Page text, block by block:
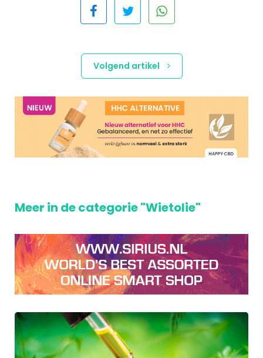
Volgend artikel
Meer in de categorie "Wietolie"